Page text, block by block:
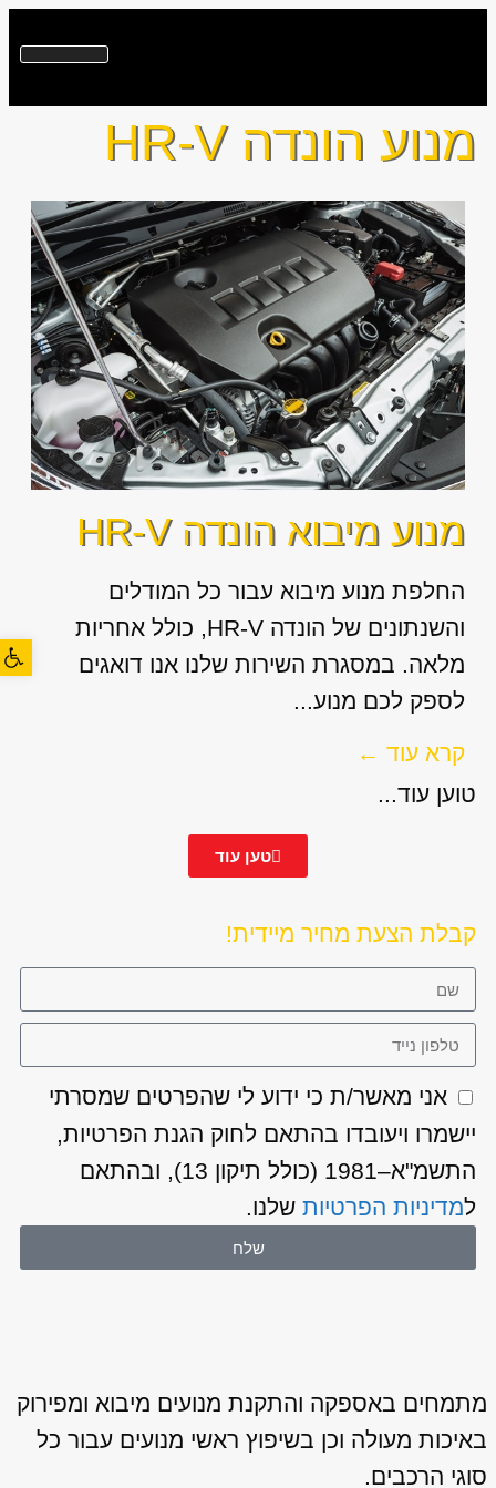
פתח
מנוע הונדה HR-V
מנוע מיבוא הונדה HR-V
החלפת מנוע מיבוא עבור כל המודלים
והשנתונים של הונדה HR-V, כולל אחריות
מלאה. במסגרת השירות שלנו אנו דואגים
לספק לכם מנוע...
קרא עוד ←
טוען עוד...
טען עוד
קבלת הצעת מחיר מיידית!
אני מאשר/ת כי ידוע לי שהפרטים שמסרתי
יישמרו ויעובדו בהתאם לחוק הגנת הפרטיות,
התשמ"א–1981 (כולל תיקון 13), ובהתאם
למדיניות הפרטיותשלנו.
שלח
מתמחים באספקה והתקנת מנועים מיבוא ומפירוק
באיכות מעולה וכן בשיפוץ ראשי מנועים עבור כל
סוגי הרכבים.